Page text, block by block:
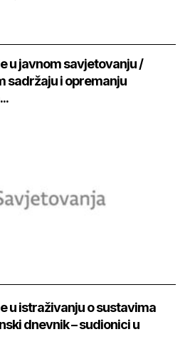
u javnom savjetovanju /
sadržaju i opremanju
u istraživanju o sustavima
dnevnik – sudionici u